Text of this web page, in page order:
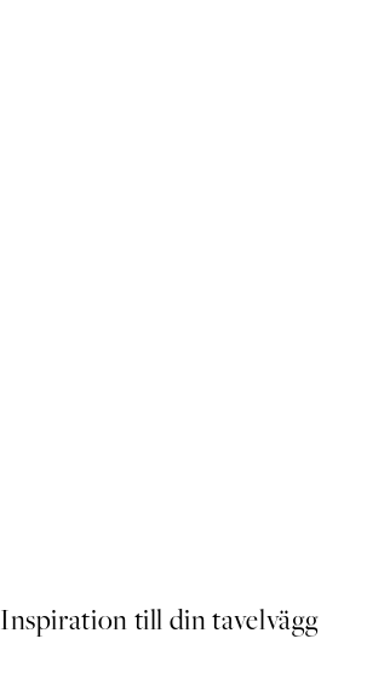
Inspiration till din tavelvägg